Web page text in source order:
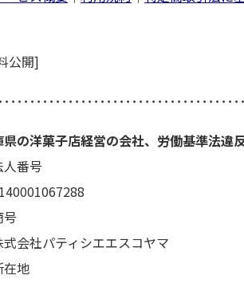
公開]
････････････････････････････････････
の洋菓子店経営の会社、労働基準法違
番号
会社パティシエエスコヤマ
地